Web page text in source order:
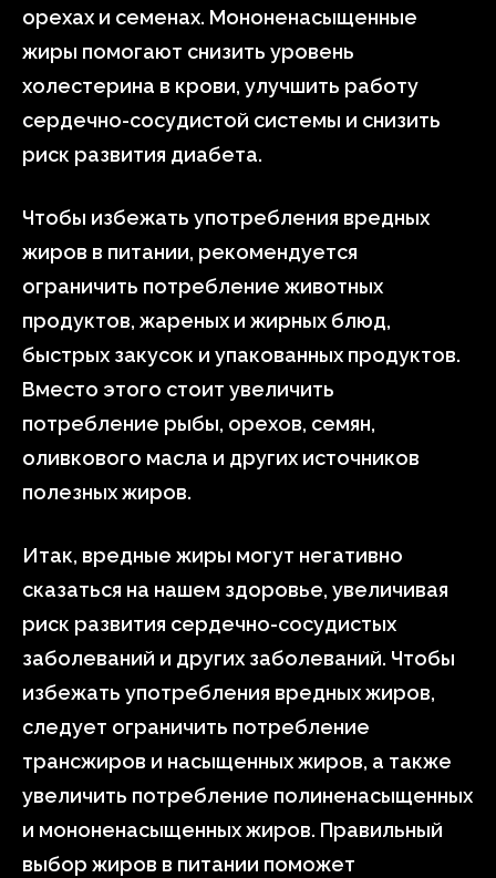
орехах и семенах. Мононенасыщенные
жиры помогают снизить уровень
холестерина в крови, улучшить работу
сердечно-сосудистой системы и снизить
риск развития диабета.
Чтобы избежать употребления вредных
жиров в питании, рекомендуется
ограничить потребление животных
продуктов, жареных и жирных блюд,
быстрых закусок и упакованных продуктов.
Вместо этого стоит увеличить
потребление рыбы, орехов, семян,
оливкового масла и других источников
полезных жиров.
Итак, вредные жиры могут негативно
сказаться на нашем здоровье, увеличивая
риск развития сердечно-сосудистых
заболеваний и других заболеваний. Чтобы
избежать употребления вредных жиров,
следует ограничить потребление
трансжиров и насыщенных жиров, а также
увеличить потребление полиненасыщенных
и мононенасыщенных жиров. Правильный
выбор жиров в питании поможет